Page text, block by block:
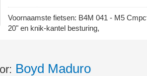
Voornaamste fietsen: B4M 041 - M5
20" en knik-kantel besturing,
Boyd Maduro